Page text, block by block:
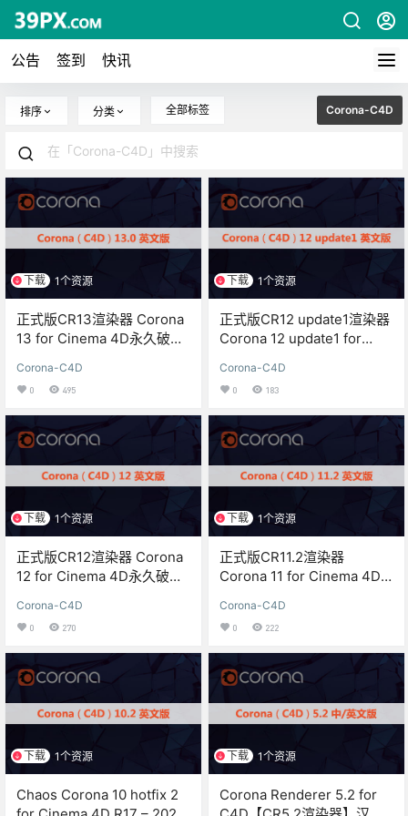
公告 签到 快讯
排序 分类 全部标签 Corona-C4D
下载 1个资源
正式版CR13渲染器 Corona
13 for Cinema 4D永久破解
Corona-C4D
0 495
下载 1个资源
正式版CR12 update1渲染器
Corona 12 update1 for
Corona-C4D
0 183
下载 1个资源
正式版CR12渲染器 Corona
12 for Cinema 4D永久破解
Corona-C4D
0 270
下载 1个资源
正式版CR11.2渲染器
Corona 11 for Cinema 4D,
Corona-C4D
0 222
下载 1个资源
Chaos Corona 10 hotfix 2
下载 1个资源
Corona Renderer 5.2 for